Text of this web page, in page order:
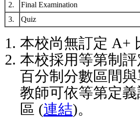
2.
Final Examination
3.
Quiz
本校尚無訂定 A+
本校採用等第制
百分制分數區間
教師可依等第定
區 (連結)。